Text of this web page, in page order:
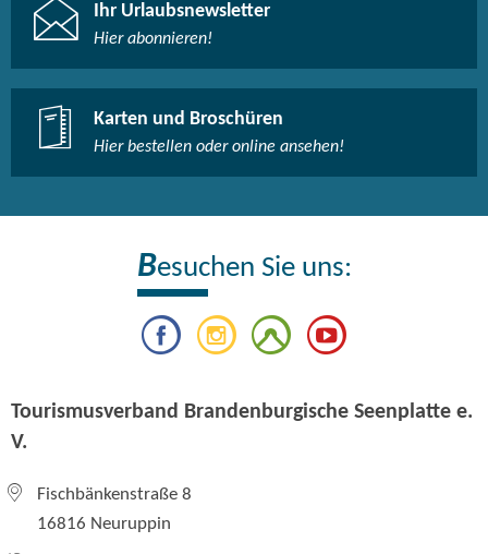
Ihr Urlaubsnewsletter
Hier abonnieren!
Karten und Broschüren
Hier bestellen oder online ansehen!
Besuchen Sie uns:
Tourismusverband Brandenburgische Seenplatte e.
V.
Fischbänkenstraße 8
16816 Neuruppin